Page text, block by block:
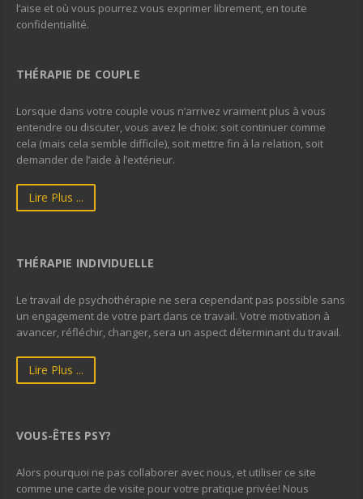
l’aise et où vous pourrez vous exprimer librement, en toute
confidentialité.
THÉRAPIE DE COUPLE
Lorsque dans votre couple vous n’arrivez vraiment plus à vous
entendre ou discuter, vous avez le choix: soit continuer comme
cela (mais cela semble difficile), soit mettre fin à la relation, soit
demander de l’aide à l’extérieur.
Lire Plus ...
THÉRAPIE INDIVIDUELLE
Le travail de psychothérapie ne sera cependant pas possible sans
un engagement de votre part dans ce travail. Votre motivation à
avancer, réfléchir, changer, sera un aspect déterminant du travail.
Lire Plus ...
VOUS-ÊTES PSY?
Alors pourquoi ne pas collaborer avec nous, et utiliser ce site
comme une carte de visite pour votre pratique privée! Nous